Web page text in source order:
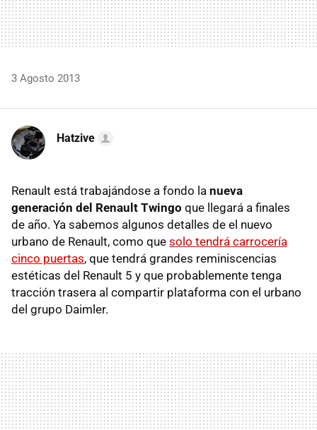
3 Agosto 2013
Hatzive
Renault está trabajándose a fondo la nueva
generación del Renault Twingo que llegará a finales
de año. Ya sabemos algunos detalles de el nuevo
urbano de Renault, como que solo tendrá carrocería
cinco puertas, que tendrá grandes reminiscencias
estéticas del Renault 5 y que probablemente tenga
tracción trasera al compartir plataforma con el urbano
del grupo Daimler.